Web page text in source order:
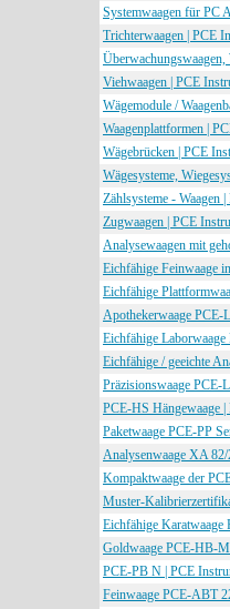
Systemwaagen für PC
Trichterwaagen | PCE
Viehwaagen | PCE
Wägemodule /
Waagenplattformen |
Wägebrücken | PCE
Wägesysteme,
Zählsysteme - Waagen
Zugwaagen | PCE
Analysewaagen mit
Eichfähige Feinwaage
Eichfähige
Apothekerwaage PCE-
Eichfähige
Eichfähige / geeichte
Präzisionswaage PCE-
PCE-HS Hängewaage
Paketwaage PCE-PP
Analysenwaage XA
Kompaktwaage der
Muster-
Eichfähige Karatwaage
Goldwaage PCE-HB-
PCE-PB N | PCE
Feinwaage PCE-ABT